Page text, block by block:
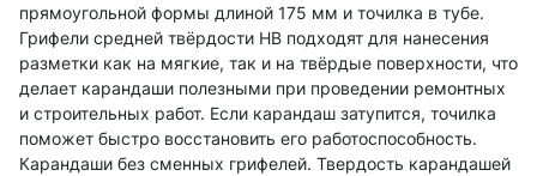
прямоугольной формы длиной 175 мм и точилка в тубе.
Грифели средней твёрдости HB подходят для нанесения
разметки как на мягкие, так и на твёрдые поверхности, что
делает карандаши полезными при проведении ремонтных
и строительных работ. Если карандаш затупится, точилка
поможет быстро восстановить его работоспособность.
Карандаши без сменных грифелей. Твердость карандашей